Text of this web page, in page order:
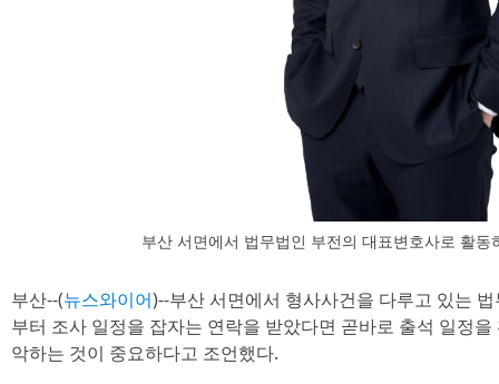
부산 서면에서 법무법인 부전의 대표변호사로 활
부산--(뉴스와이어)--부산 서면에서 형사사건을 다루고 있는
부터 조사 일정을 잡자는 연락을 받았다면 곧바로 출석 일정
악하는 것이 중요하다고 조언했다.